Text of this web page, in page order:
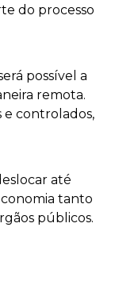
do processo
possível a
remota.
e controlados,
até
tanto
públicos.